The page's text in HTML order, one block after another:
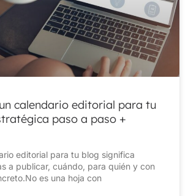
calendario editorial para tu
paso a paso +
editorial para tu blog significa
a publicar, cuándo, para quién y con
es una hoja con